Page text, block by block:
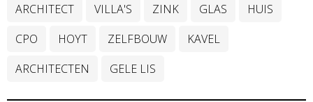
ARCHITECT
VILLA'S ZINK GLAS
HUIS
CPO
HOYT ZELFBOUW
KAVEL
ARCHITECTEN
GELE LIS